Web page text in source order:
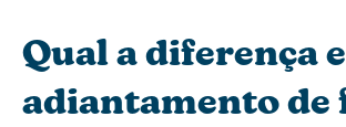
Qual a diferença
adiantamento de